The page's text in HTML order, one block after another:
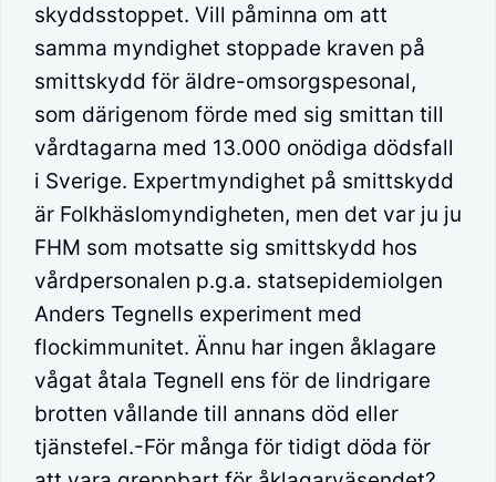
skyddsstoppet. Vill påminna om att
samma myndighet stoppade kraven på
smittskydd för äldre-omsorgspesonal,
som därigenom förde med sig smittan till
vårdtagarna med 13.000 onödiga dödsfall
i Sverige. Expertmyndighet på smittskydd
är Folkhäslomyndigheten, men det var ju ju
FHM som motsatte sig smittskydd hos
vårdpersonalen p.g.a. statsepidemiolgen
Anders Tegnells experiment med
flockimmunitet. Ännu har ingen åklagare
vågat åtala Tegnell ens för de lindrigare
brotten vållande till annans död eller
tjänstefel.-För många för tidigt döda för